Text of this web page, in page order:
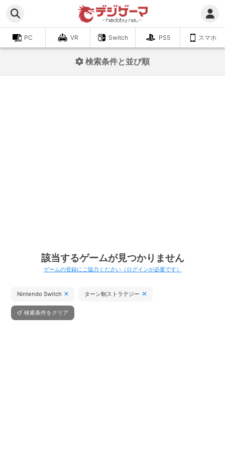
PC VR Switch PS5 スマホ
該当するゲームが見つかりません
ゲームの登録にご協力ください（ログインが必要です）
Nintendo Switch ターン制ストラテジー
検索条件をクリア
検索条件と並び順